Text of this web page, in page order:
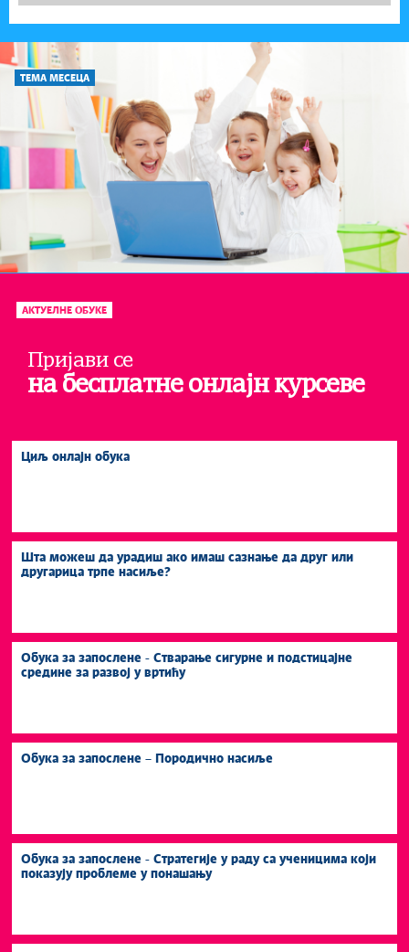
ТЕМА МЕСЕЦА
Лепо васпитање ствара добре људе!
АКТУЕЛНЕ ОБУКЕ
Пријави се
на бесплатне онлајн курсеве
Циљ онлајн обука
Шта можеш да урадиш ако имаш сазнање да друг или
другарица трпе насиље?
Обука за запослене - Стварање сигурне и подстицајне
средине за развој у вртићу
Обука за запослене – Породично насиље
Обука за запослене - Стратегије у раду са ученицима који
показују проблеме у понашању